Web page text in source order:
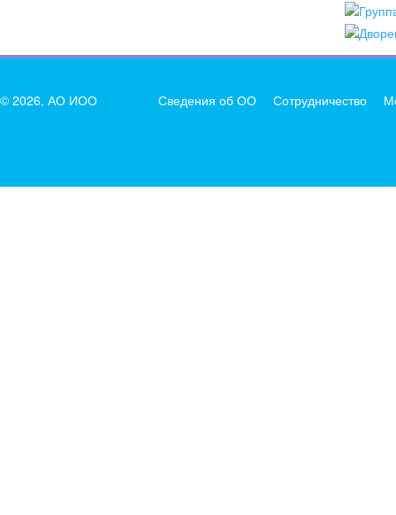
© 2026, АО ИОО Сведения об ОО Сотрудничество